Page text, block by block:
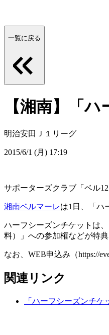
一覧に戻る
【湘南】「
明治安田Ｊ１リーグ
2015/6/1 (月) 17:19
サポーターズクラブ「ベル
湘南ベルマーレは1日、「ハ
ハーフシーズンチケットは
料）」への参加権などが特典
なお、WEB申込み（https://
関連リンク
「ハーフシーズンチケ